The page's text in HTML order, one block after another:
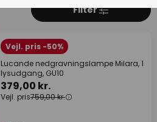
Filter
Vejl. pris -50%
Lucande nedgravningslampe Milara, 1
lysudgang, GU10
379,00 kr.
Vejl. pris759,00 kr.